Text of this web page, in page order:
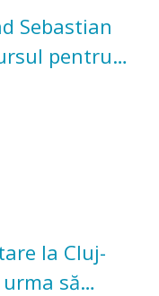
Sebastian
pentru
Casei
la Cluj-
să